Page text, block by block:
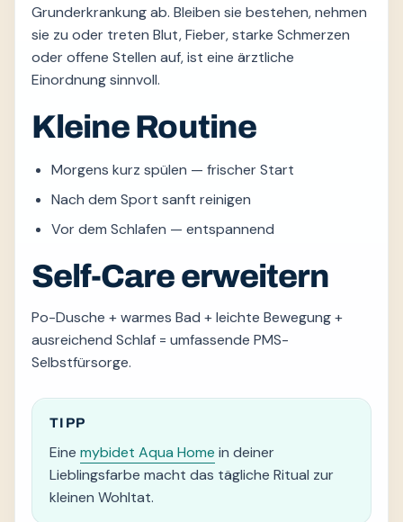
Grunderkrankung ab. Bleiben sie bestehen, nehmen
sie zu oder treten Blut, Fieber, starke Schmerzen
oder offene Stellen auf, ist eine ärztliche
Einordnung sinnvoll.
Kleine Routine
Morgens kurz spülen — frischer Start
Nach dem Sport sanft reinigen
Vor dem Schlafen — entspannend
Self-Care erweitern
Po-Dusche + warmes Bad + leichte Bewegung +
ausreichend Schlaf = umfassende PMS-
Selbstfürsorge.
TIPP
Eine mybidet Aqua Home in deiner
Lieblingsfarbe macht das tägliche Ritual zur
kleinen Wohltat.